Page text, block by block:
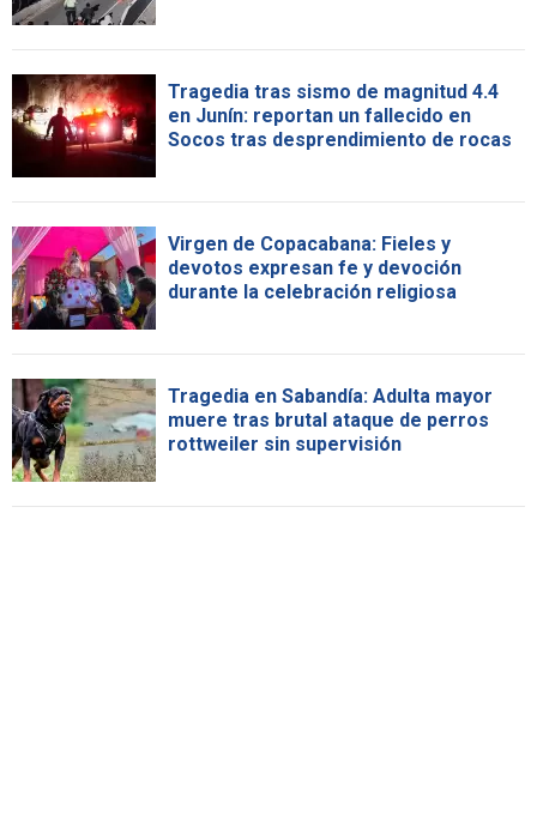
Tragedia tras sismo de magnitud 4.4
en Junín: reportan un fallecido en
Socos tras desprendimiento de rocas
Virgen de Copacabana: Fieles y
devotos expresan fe y devoción
durante la celebración religiosa
Tragedia en Sabandía: Adulta mayor
muere tras brutal ataque de perros
rottweiler sin supervisión